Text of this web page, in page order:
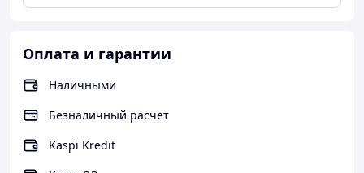
Для ОПТОВЫХ ЦЕН пишите на WhatsApp +7 707
Оплата и гарантии
Наличными
Безналичный расчет
Kaspi Kredit